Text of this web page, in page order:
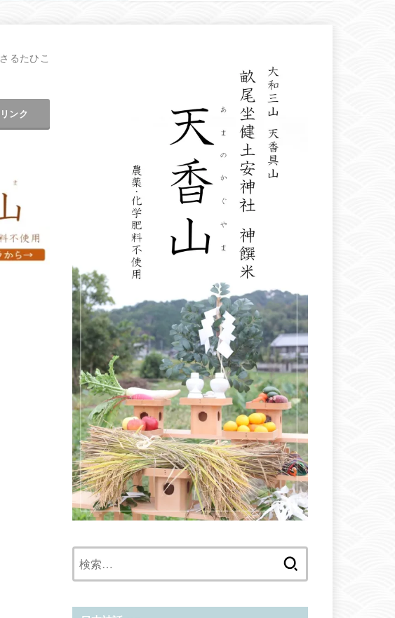
さるたひこ
リンク